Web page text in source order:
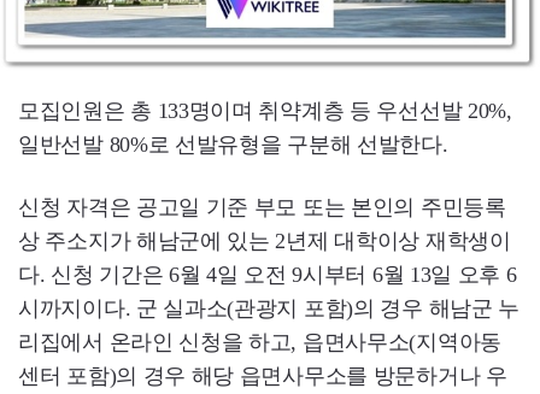
모집인원은 총 133명이며 취약계층 등 우선선발 20%,
일반선발 80%로 선발유형을 구분해 선발한다.
신청 자격은 공고일 기준 부모 또는 본인의 주민등록
상 주소지가 해남군에 있는 2년제 대학이상 재학생이
다. 신청 기간은 6월 4일 오전 9시부터 6월 13일 오후 6
시까지이다. 군 실과소(관광지 포함)의 경우 해남군 누
리집에서 온라인 신청을 하고, 읍면사무소(지역아동
센터 포함)의 경우 해당 읍면사무소를 방문하거나 우